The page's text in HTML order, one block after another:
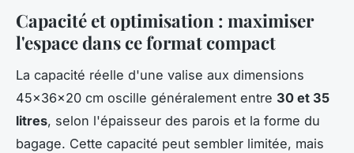
Capacité et optimisation : maximiser
l'espace dans ce format compact
La capacité réelle d'une valise aux dimensions
45x36x20 cm oscille généralement entre 30 et 35
litres, selon l'épaisseur des parois et la forme du
bagage. Cette capacité peut sembler limitée, mais